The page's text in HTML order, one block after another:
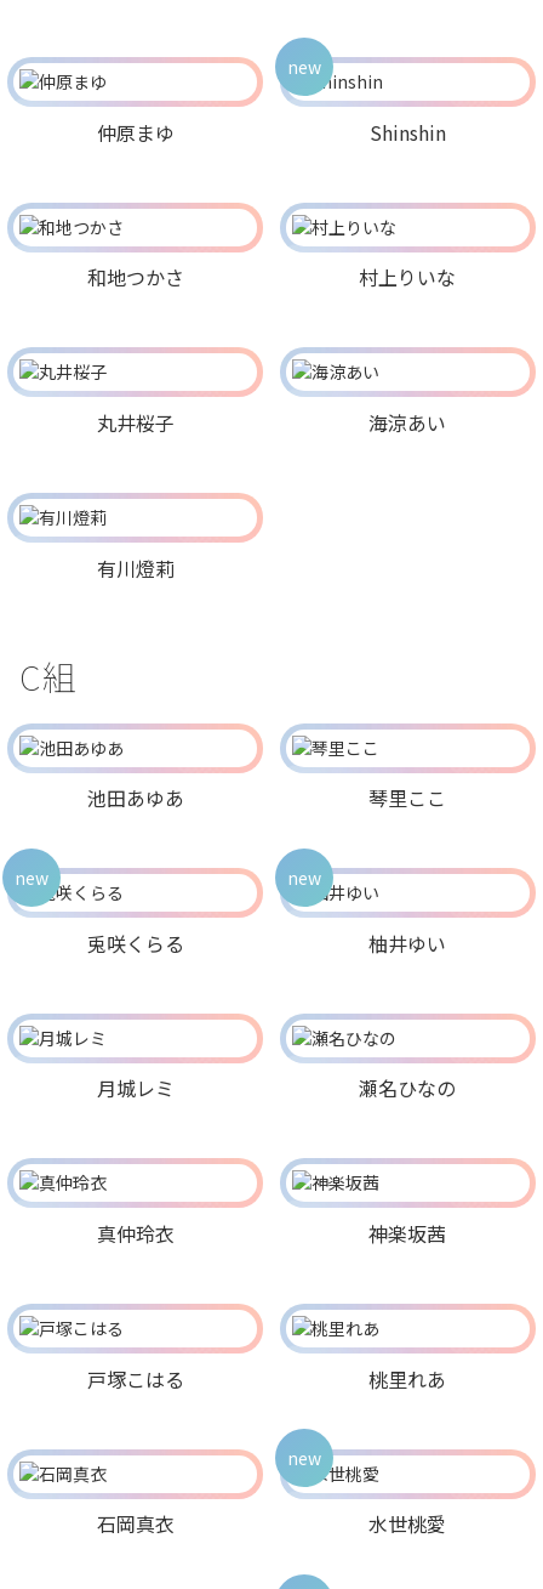
仲原まゆ Shinshin
new
和地つかさ 村上りいな
丸井桜子 海涼あい
有川燈莉
C組
池田あゆあ 琴里ここ
兎咲くらる
new
柚井ゆい
new
月城レミ 瀬名ひなの
真仲玲衣 神楽坂茜
戸塚こはる 桃里れあ
石岡真衣 水世桃愛
new